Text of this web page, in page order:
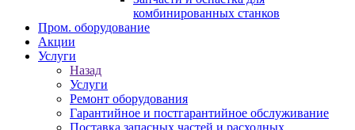
комбинированных станков
Пром. оборудование
Акции
Услуги
Назад
Услуги
Ремонт оборудования
Гарантийное и постгарантийное обслуживание
Поставка запасных частей и расходных